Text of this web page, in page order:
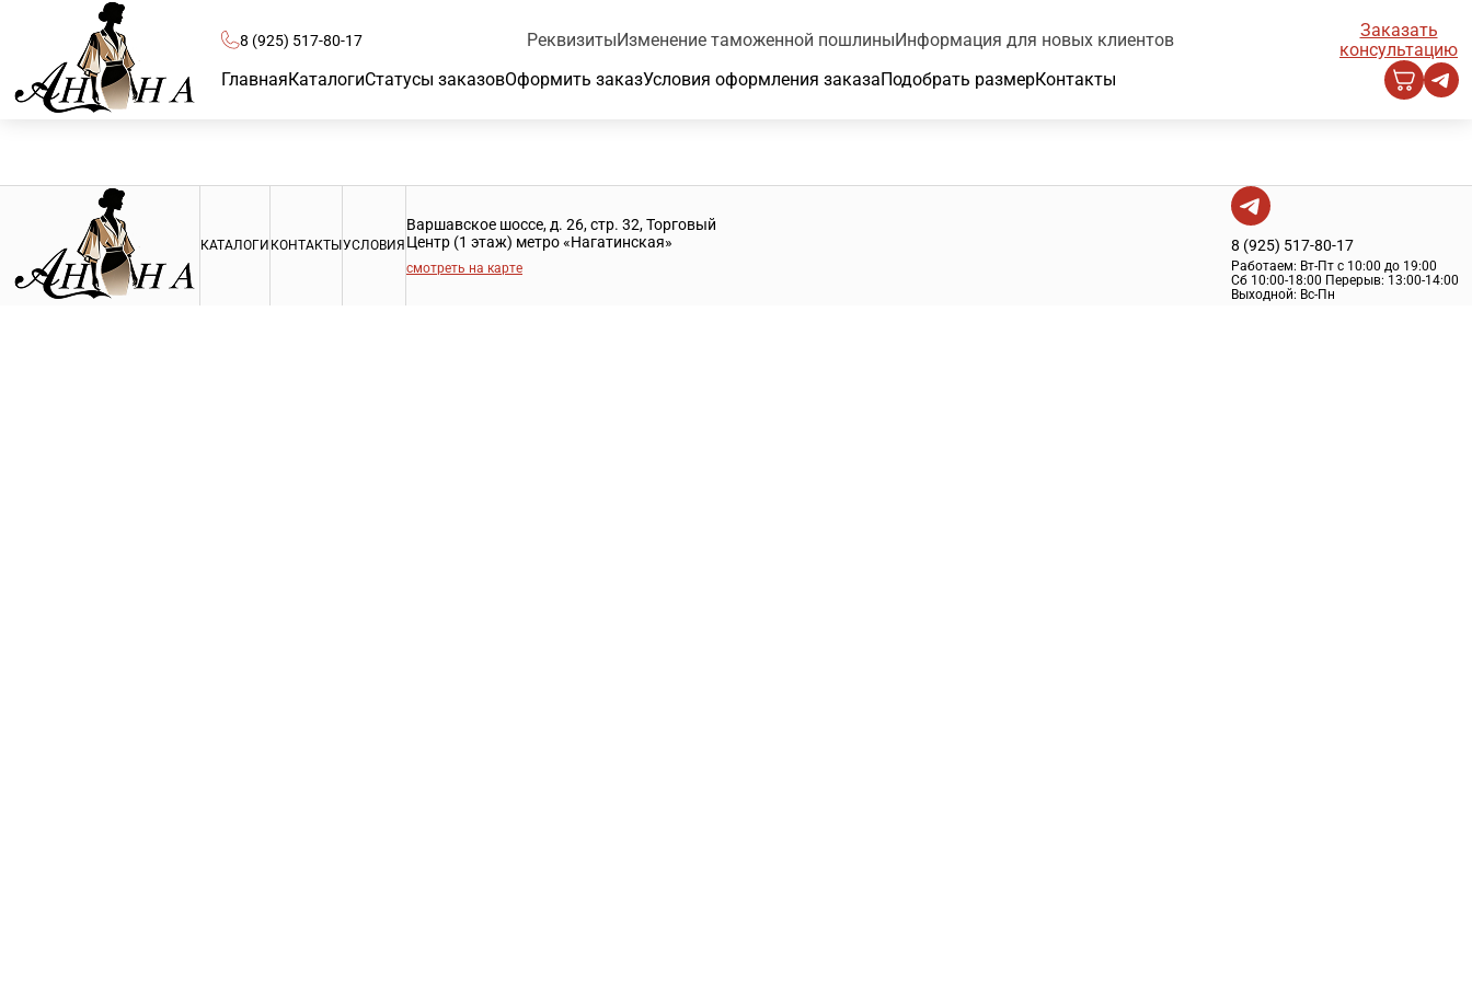
8 (925) 517-80-17 РеквизитыИзменение таможенной пошлиныИнформация для новых клиентов
Заказать
консультацию
ГлавнаяКаталогиСтатусы заказовОформить заказУсловия оформления заказаПодобрать размерКонтакты
КАТАЛОГИ КОНТАКТЫ УСЛОВИЯ
Варшавское шоссе, д. 26, стр. 32, Торговый
Центр (1 этаж) метро «Нагатинская»
смотреть на карте
8 (925) 517-80-17
Работаем: Вт-Пт с 10:00 до 19:00
Сб 10:00-18:00 Перерыв: 13:00-14:00
Выходной: Вс-Пн